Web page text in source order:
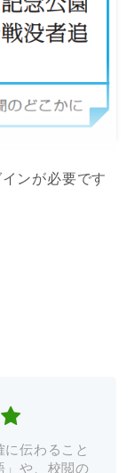
ンが必要です
伝わること
」や、校閲の